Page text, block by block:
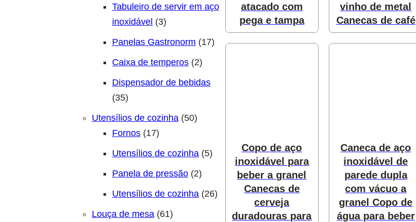
Tabuleiro de servir em aço
inoxidável
33 produtos
Panelas Gastronorm 1717 produtos
Caixa de temperos 22 produtos
Dispensador de bebidas
3535 produtos
Utensílios de cozinha 5050 produtos
Fornos 1717 produtos
Utensílios de cozinha 55 produtos
Panela de pressão 22 produtos
Utensílios de cozinha 2626 produtos
Louça de mesa 6161 produtos
atacado com
pega e tampa
vinho de metal
Canecas de café
Copo de aço
inoxidável para
beber a granel
Canecas de
cerveja
duradouras para
Caneca de aço
inoxidável de
parede dupla
com vácuo a
granel Copo de
água para beber